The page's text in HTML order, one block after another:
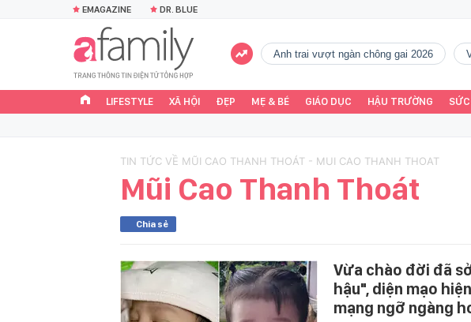
EMAGAZINE DR. BLUE
Anh trai vượt ngàn chông gai 2026
LIFESTYLE XÃ HỘI ĐẸP MẸ & BÉ GIÁO DỤC HẬU TRƯỜNG
TIN TỨC VỀ MŨI CAO THANH THOÁT - MUI CAO THANH THOAT
Mũi Cao Thanh Thoát
Chia sẻ
Vừa chào đời đã
hậu", diện mạo
mạng ngỡ ngàng